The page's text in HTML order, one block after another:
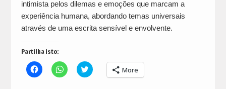
intimista pelos dilemas e emoções que marcam a
experiência humana, abordando temas universais
através de uma escrita sensível e envolvente.
Partilha isto:
Click
to
Click
to
Click
to More